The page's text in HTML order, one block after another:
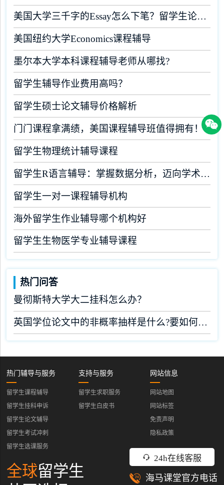
美国大学三千字的Essay怎么下笔？留学生论文辅导
美国纽约大学Economics课程辅导
墨尔本大学本科课程辅导老师从哪找?
留学生辅导作业费用高吗？
留学生硕士论文辅导价格解析
门门课程拿满绩，美国课程辅导班值得拥有！
留学生物理统计辅导课程
留学生R语言辅导：掌握数据分析，迈向学术成功
留学生一对一课程辅导机构
海外留学生作业辅导哪个机构好
留学生生物医学专业辅导课程
热门问答
曼彻斯特大学大二挂科怎么办？
英国学位论文中的非概率抽样是什么?要如何完成?
24h在线客服
海马课堂官方电话
热门辅导与服务
留学生课程辅导
留学生挂科申诉
留学生论文辅导
留学生考试冲刺
留学生选课服务
支持与服务
留学生求职服务
留学生白皮书
网站信息
网站地图
网站标签
免责声明
隐私政策
全球留学生